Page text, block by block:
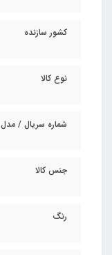
کشور سازنده
نوع کالا
شماره سریال / مدل
جنس کالا
رنگ